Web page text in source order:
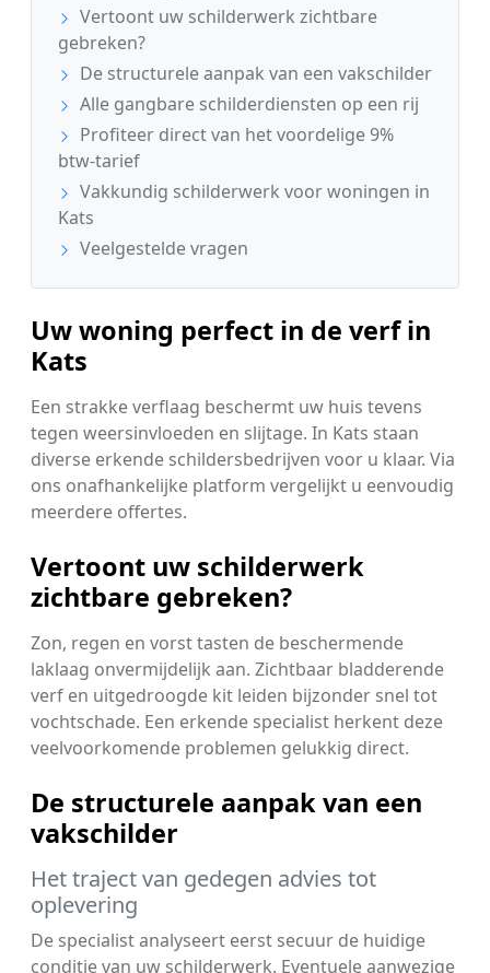
Vertoont uw schilderwerk zichtbare
gebreken?
De structurele aanpak van een vakschilder
Alle gangbare schilderdiensten op een rij
Profiteer direct van het voordelige 9%
btw-tarief
Vakkundig schilderwerk voor woningen in
Kats
Veelgestelde vragen
Uw woning perfect in de verf in
Kats
Een strakke verflaag beschermt uw huis tevens
tegen weersinvloeden en slijtage. In Kats staan
diverse erkende schildersbedrijven voor u klaar. Via
ons onafhankelijke platform vergelijkt u eenvoudig
meerdere offertes.
Vertoont uw schilderwerk
zichtbare gebreken?
Zon, regen en vorst tasten de beschermende
laklaag onvermijdelijk aan. Zichtbaar bladderende
verf en uitgedroogde kit leiden bijzonder snel tot
vochtschade. Een erkende specialist herkent deze
veelvoorkomende problemen gelukkig direct.
De structurele aanpak van een
vakschilder
Het traject van gedegen advies tot
oplevering
De specialist analyseert eerst secuur de huidige
conditie van uw schilderwerk. Eventuele aanwezige